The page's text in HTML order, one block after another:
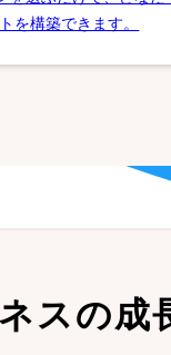
を構築できます。
スの成